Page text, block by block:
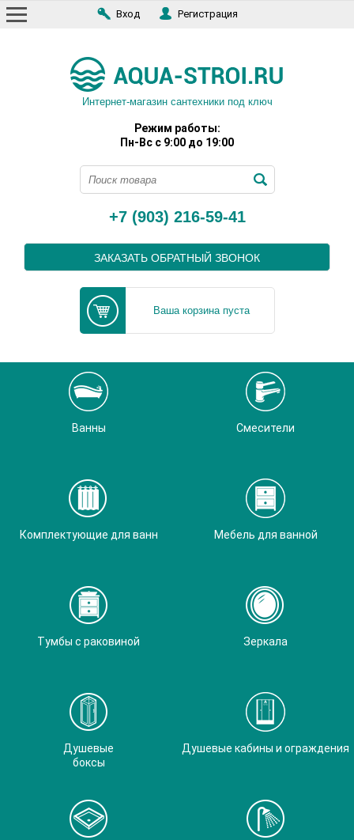
Вход Регистрация
Интернет-магазин сантехники под ключ
Режим работы:
Пн-Вс с 9:00 до 19:00
+7 (903) 216-59-41
ЗАКАЗАТЬ ОБРАТНЫЙ ЗВОНОК
Ваша корзина пуста
Ванны Смесители
Комплектующие для ванн Мебель для ванной
Тумбы с раковиной Зеркала
Душевые
боксы
Душевые кабины и ограждения